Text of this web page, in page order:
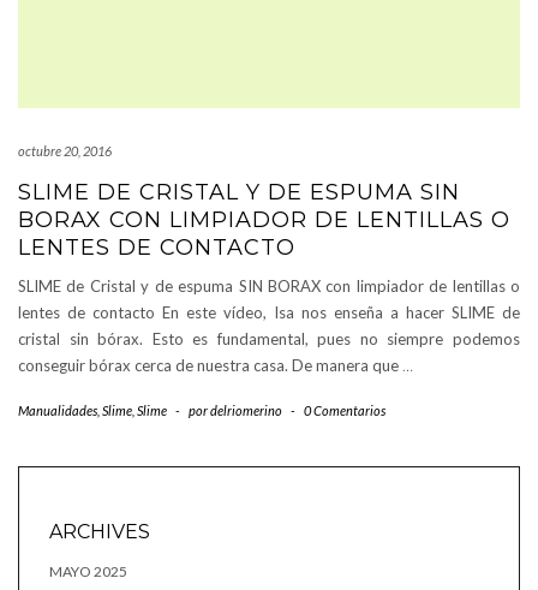
octubre 20, 2016
SLIME DE CRISTAL Y DE ESPUMA SIN
BORAX CON LIMPIADOR DE LENTILLAS O
LENTES DE CONTACTO
SLIME de Cristal y de espuma SIN BORAX con limpiador de lentillas o
lentes de contacto En este vídeo, Isa nos enseña a hacer SLIME de
cristal sin bórax. Esto es fundamental, pues no siempre podemos
conseguir bórax cerca de nuestra casa. De manera que …
Manualidades Slime Slime - pordelriomerino - 0 Comentarios
ARCHIVES
MAYO 2025